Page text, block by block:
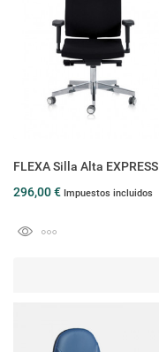
FLEXA Silla Alta EXPRESS
296,00 € Impuestos incluidos